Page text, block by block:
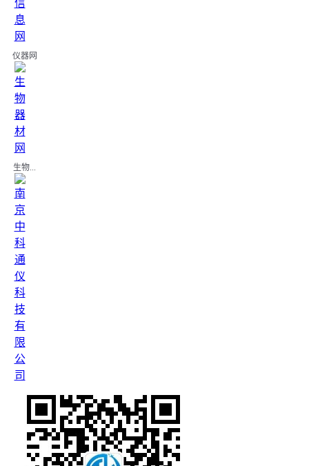
仪器网
生物...